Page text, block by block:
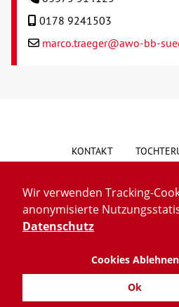
Wir verwenden Tracking-
anonymisierte
Datenschutz
Cookies Ablehnen
Ok
0178 9241503
marco.traeger@awo-bb-
KONTAKT
HINWEISGEBERSYSTEM
LIEFERKETTENGESETZ
IMPRESSUM DATENSCHUTZ